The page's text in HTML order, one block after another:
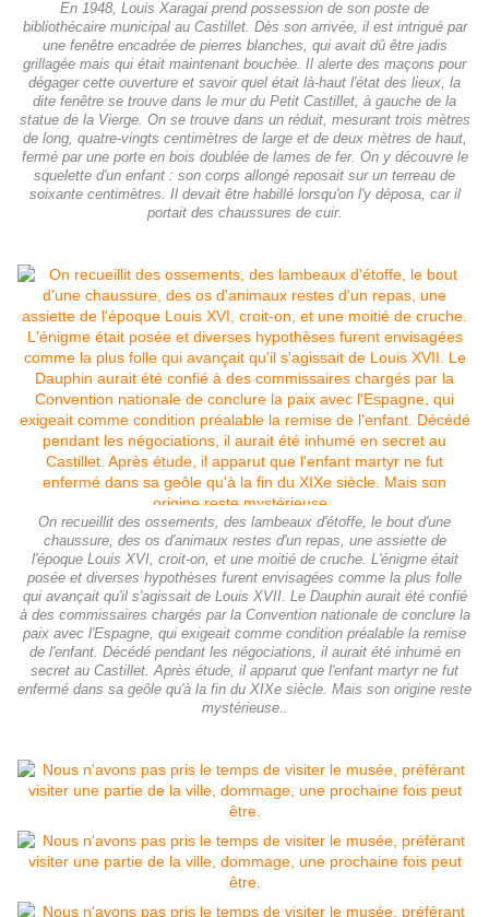
En 1948, Louis Xaragai prend possession de son poste de
bibliothécaire municipal au Castillet. Dès son arrivée, il est intrigué par
une fenêtre encadrée de pierres blanches, qui avait dû être jadis
grillagée mais qui était maintenant bouchée. Il alerte des maçons pour
dégager cette ouverture et savoir quel était là-haut l'état des lieux, la
dite fenêtre se trouve dans le mur du Petit Castillet, à gauche de la
statue de la Vierge. On se trouve dans un réduit, mesurant trois mètres
de long, quatre-vingts centimètres de large et de deux mètres de haut,
fermé par une porte en bois doublée de lames de fer. On y découvre le
squelette d'un enfant : son corps allongé reposait sur un terreau de
soixante centimètres. Il devait être habillé lorsqu'on l'y déposa, car il
portait des chaussures de cuir.
On recueillit des ossements, des lambeaux d'étoffe, le bout d'une
chaussure, des os d'animaux restes d'un repas, une assiette de
l'époque Louis XVI, croit-on, et une moitié de cruche. L'énigme était
posée et diverses hypothèses furent envisagées comme la plus folle
qui avançait qu'il s'agissait de Louis XVII. Le Dauphin aurait été confié
à des commissaires chargés par la Convention nationale de conclure la
paix avec l'Espagne, qui exigeait comme condition préalable la remise
de l'enfant. Décédé pendant les négociations, il aurait été inhumé en
secret au Castillet. Après étude, il apparut que l'enfant martyr ne fut
enfermé dans sa geôle qu'à la fin du XIXe siècle. Mais son origine reste
mystérieuse..